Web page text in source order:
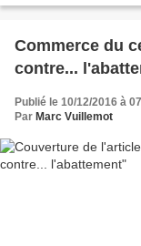
Commerce du
contre...
Publié le 10/12/2016 à
Par Marc Vuillemot